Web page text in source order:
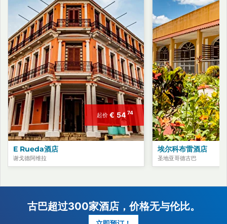
E Rueda酒店
谢戈德阿维拉
起价 € 54 74
埃尔科布雷酒店
圣地亚哥德古巴